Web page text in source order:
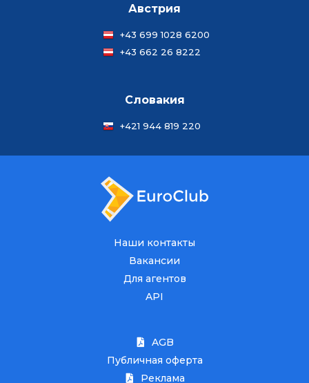
Австрия
+43 699 1028 6200
+43 662 26 8222
Словакия
+421 944 819 220
Наши контакты
Вакансии
Для агентов
API
AGB
Публичная оферта
Реклама